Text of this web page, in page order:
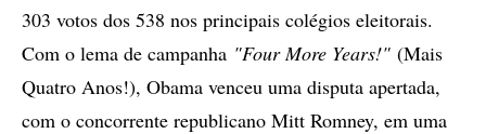
303 votos dos 538 nos principais colégios eleitorais.
Com o lema de campanha "Four More Years!" (Mais
Quatro Anos!), Obama venceu uma disputa apertada,
com o concorrente republicano Mitt Romney, em uma